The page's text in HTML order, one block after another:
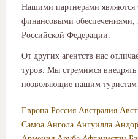
Нашими партнерами являются
финансовыми обеспечениями,
Российской Федерации.
От других агентств нас
туров. Мы стремимся
позволяющие нашим туристам
Европа Россия Австралия
Самоа Ангола Ангуилла